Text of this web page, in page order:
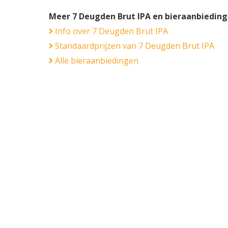
Meer 7 Deugden Brut IPA en
Info over 7 Deugden Brut IPA
Standaardprijzen van 7 Deugden Brut IPA
Alle bieraanbiedingen